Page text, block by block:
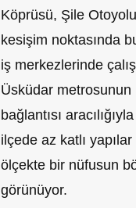
Köprüsü, Şile
kesişim noktasında
iş merkezlerinde
Üsküdar
bağlantısı
ilçede az katlı
ölçekte bir nüfusun
görünüyor.